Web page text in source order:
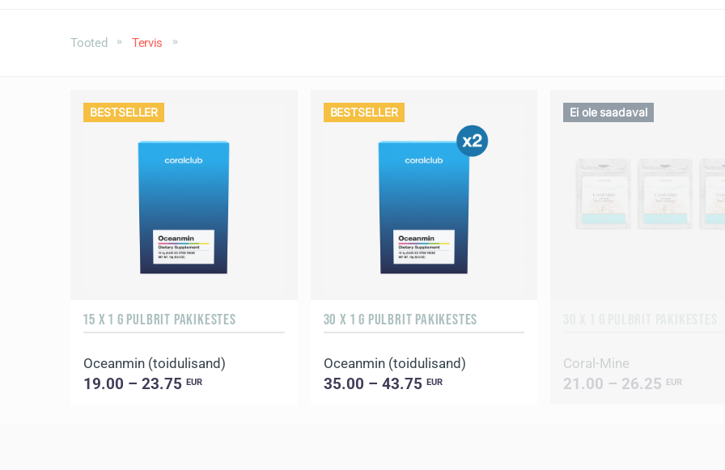
Tooted Tervis
BESTSELLER
15 X 1 G PULBRIT PAKIKESTES
Oceanmin (toidulisand)
19.00 – 23.75EUR
BESTSELLER
30 X 1 G PULBRIT PAKIKESTES
Oceanmin (toidulisand)
35.00 – 43.75 EUR
Coral-Mine
21.00 – 26.25 EUR
Ei ole saadaval